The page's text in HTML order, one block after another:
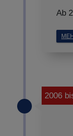
Ab
2006